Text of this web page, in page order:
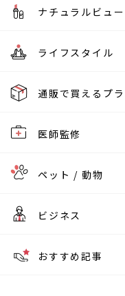
ナチュラルビュ
ライフスタイル
通販で買えるプ
医師監修
ペット / 動物
ビジネス
おすすめ記事